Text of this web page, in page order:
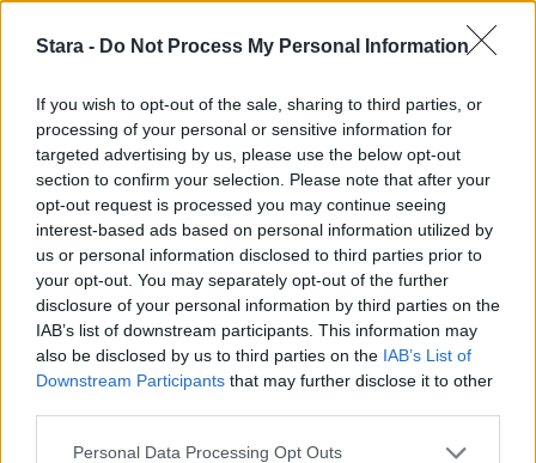
Stara - Do Not Process My Personal Information
If you wish to opt-out of the sale, sharing to third parties, or
processing of your personal or sensitive information for
targeted advertising by us, please use the below opt-out
section to confirm your selection. Please note that after your
opt-out request is processed you may continue seeing
interest-based ads based on personal information utilized by
us or personal information disclosed to third parties prior to
your opt-out. You may separately opt-out of the further
disclosure of your personal information by third parties on the
IAB’s list of downstream participants. This information may
also be disclosed by us to third parties on the IAB’s List of
Downstream Participants that may further disclose it to other
Personal Data Processing Opt Outs
Kela voi leikata tukia
ulkomaanmatkan vuoksi
5